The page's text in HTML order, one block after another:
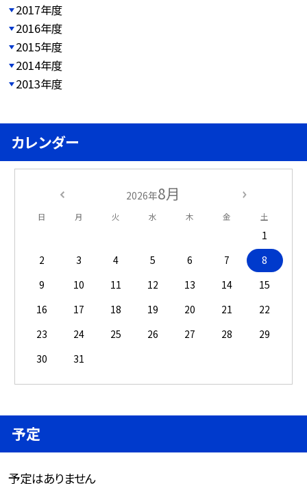
2017年度
2016年度
2015年度
2014年度
2013年度
カレンダー
2026年8月
日 月 火 水 木 金 土
1
2
3 4 5 6 7
8
9
10 11 12 13 14
15
16
17 18 19 20 21
22
23
24 25 26 27 28
29
30
31
予定
予定はありません